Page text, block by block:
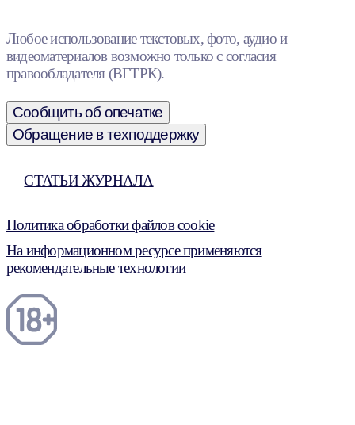
Любое использование текстовых, фото, аудио и
видеоматериалов возможно только с согласия
правообладателя (ВГТРК).
Сообщить об опечатке
Обращение в техподдержку
СТАТЬИ ЖУРНАЛА
Политика обработки файлов cookie
На информационном ресурсе применяются
рекомендательные технологии